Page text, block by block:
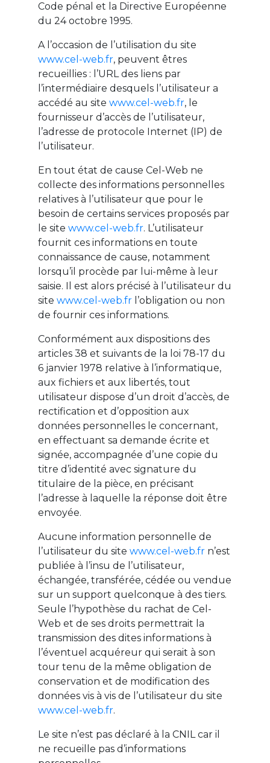
Code pénal et la Directive Européenne
du 24 octobre 1995.
A l’occasion de l’utilisation du site
www.cel-web.fr, peuvent êtres
recueillies : l’URL des liens par
l’intermédiaire desquels l’utilisateur a
accédé au site www.cel-web.fr, le
fournisseur d’accès de l’utilisateur,
l’adresse de protocole Internet (IP) de
l’utilisateur.
En tout état de cause Cel-Web ne
collecte des informations personnelles
relatives à l’utilisateur que pour le
besoin de certains services proposés par
le site www.cel-web.fr. L’utilisateur
fournit ces informations en toute
connaissance de cause, notamment
lorsqu’il procède par lui-même à leur
saisie. Il est alors précisé à l’utilisateur du
site www.cel-web.fr l’obligation ou non
de fournir ces informations.
Conformément aux dispositions des
articles 38 et suivants de la loi 78-17 du
6 janvier 1978 relative à l’informatique,
aux fichiers et aux libertés, tout
utilisateur dispose d’un droit d’accès, de
rectification et d’opposition aux
données personnelles le concernant,
en effectuant sa demande écrite et
signée, accompagnée d’une copie du
titre d’identité avec signature du
titulaire de la pièce, en précisant
l’adresse à laquelle la réponse doit être
envoyée.
Aucune information personnelle de
l’utilisateur du site www.cel-web.fr n’est
publiée à l’insu de l’utilisateur,
échangée, transférée, cédée ou vendue
sur un support quelconque à des tiers.
Seule l’hypothèse du rachat de Cel-
Web et de ses droits permettrait la
transmission des dites informations à
l’éventuel acquéreur qui serait à son
tour tenu de la même obligation de
conservation et de modification des
données vis à vis de l’utilisateur du site
www.cel-web.fr.
Le site n’est pas déclaré à la CNIL car il
ne recueille pas d’informations